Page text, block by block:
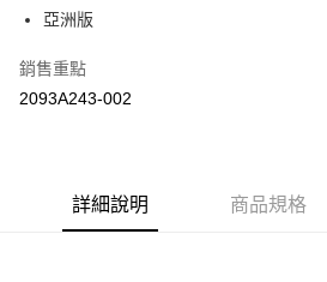
每筆NT$120，滿NT$1,500(含以上)免運費
亞洲版
銷售重點
2093A243-002
詳細說明 商品規格